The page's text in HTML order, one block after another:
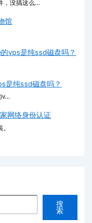
，没搞这么…
馆
vps是纯ssd磁盘吗？
是纯ssd磁盘吗？
v…
网络身份认证
搜
索